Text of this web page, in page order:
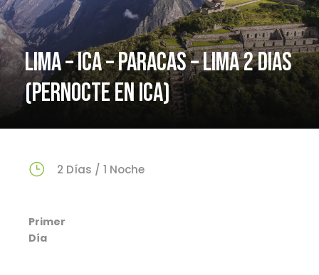
LIMA – ICA – PARACAS – LIMA 2 DIAS
(PERNOCTE EN ICA)
2 Días / 1 Noche
Primer
Día